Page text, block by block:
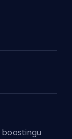
boostingu